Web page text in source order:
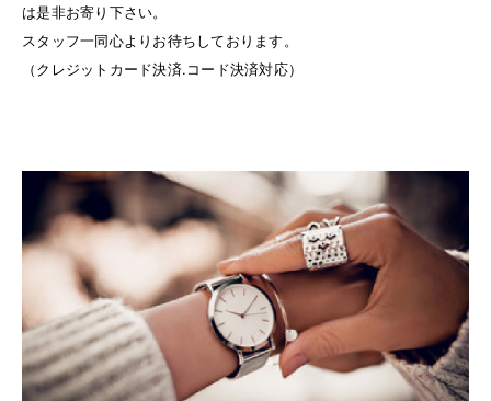
は是非お寄り下さい。
スタッフ一同心よりお待ちしております。
（クレジットカード決済.コード決済対応）